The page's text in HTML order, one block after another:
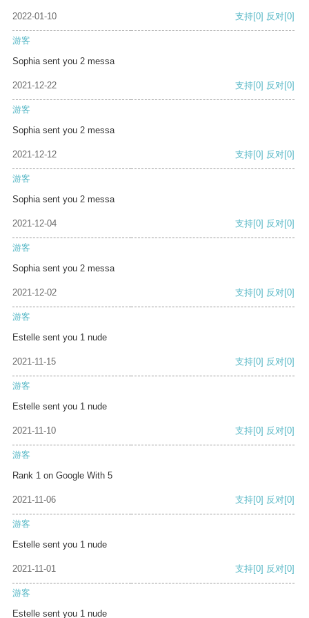
2022-01-10 支持[0] 反对[0]
游客
Sophia sent you 2 messa
2021-12-22 支持[0] 反对[0]
游客
Sophia sent you 2 messa
2021-12-12 支持[0] 反对[0]
游客
Sophia sent you 2 messa
2021-12-04 支持[0] 反对[0]
游客
Sophia sent you 2 messa
2021-12-02 支持[0] 反对[0]
游客
Estelle sent you 1 nude
2021-11-15 支持[0] 反对[0]
游客
Estelle sent you 1 nude
2021-11-10 支持[0] 反对[0]
游客
Rank 1 on Google With 5
2021-11-06 支持[0] 反对[0]
游客
Estelle sent you 1 nude
2021-11-01 支持[0] 反对[0]
游客
Estelle sent you 1 nude